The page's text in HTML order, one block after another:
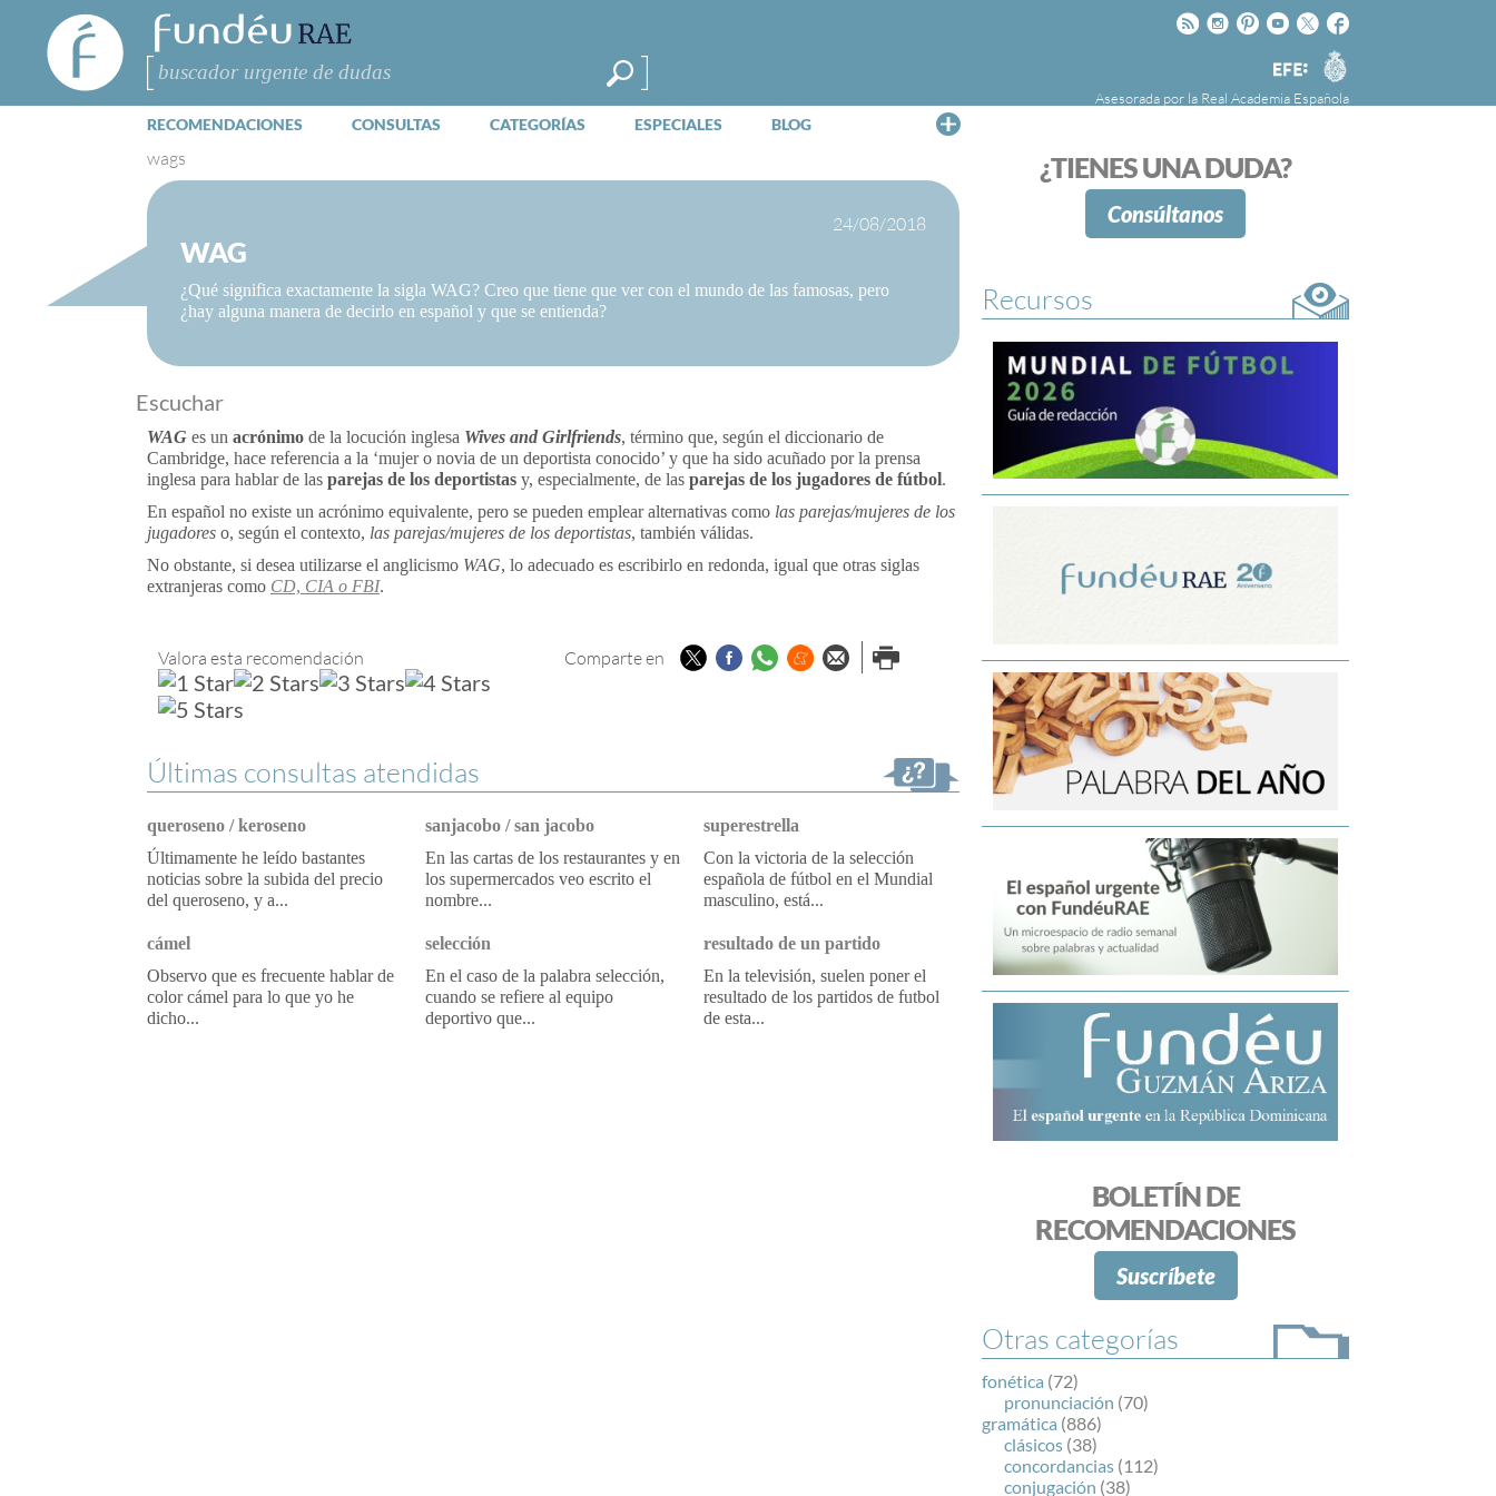
FundéuRAE
- Fundación
del Español
Urgente
Buscar
Facebook
Twitter
Youtube
Pinteres
Instagram
Rss
Agencia
EFE
Asesorada por la Real Academia Española
RECOMENDACIONES CONSULTAS CATEGORÍAS ESPECIALES BLOG
FundéuRAE es una fundación patrocinada por
la Agencia Efe y la Real Academia Española,
cuyo objetivo es colaborar con el buen uso del
¿TIENES UNA DUDA?
Consúltanos
wags
24/08/2018
WAG
¿Qué significa exactamente la sigla WAG? Creo que tiene que ver con el mundo de las famosas, pero
¿hay alguna manera de decirlo en español y que se entienda?
Escuchar
WAG es un acrónimo de la locución inglesa Wives and Girlfriends, término que, según el diccionario de
Cambridge, hace referencia a la ‘mujer o novia de un deportista conocido’ y que ha sido acuñado por la prensa
inglesa para hablar de las parejas de los deportistas y, especialmente, de las parejas de los jugadores de fútbol .
En español no existe un acrónimo equivalente, pero se pueden emplear alternativas como las parejas/mujeres de los
jugadores o, según el contexto, las parejas/mujeres de los deportistas, también válidas.
No obstante, si desea utilizarse el anglicismo WAG, lo adecuado es escribirlo en redonda, igual que otras siglas
extranjeras como CD, CIA o FBI.
Valora esta recomendación Comparte en TwitterFacebook
Whatsapp
Menéame
Enviar porImprimir
Últimas consultas atendidas
queroseno / keroseno
Últimamente he leído bastantes
noticias sobre la subida del precio
del queroseno, y a...
sanjacobo / san jacobo
En las cartas de los restaurantes y en
los supermercados veo escrito el
nombre...
superestrella
Con la victoria de la selección
española de fútbol en el Mundial
masculino, está...
cámel
Observo que es frecuente hablar de
color cámel para lo que yo he
dicho...
selección
En el caso de la palabra selección,
cuando se refiere al equipo
deportivo que...
resultado de un partido
En la televisión, suelen poner el
resultado de los partidos de futbol
de esta...
Recursos
BOLETÍN DE
RECOMENDACIONES
Suscríbete
Otras categorías
fonética (72)
pronunciación (70)
gramática (886)
clásicos (38)
concordancias (112)
conjugación (38)